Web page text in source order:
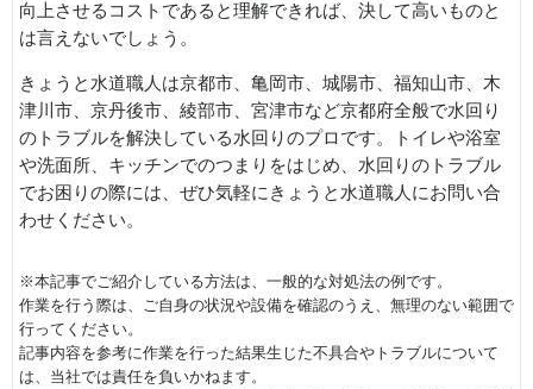
向上させるコストであると理解できれば、決して高いものと
は言えないでしょう。
きょうと水道職人は京都市、亀岡市、城陽市、福知山市、木
津川市、京丹後市、綾部市、宮津市など京都府全般で水回り
のトラブルを解決している水回りのプロです。トイレや浴室
や洗面所、キッチンでのつまりをはじめ、水回りのトラブル
でお困りの際には、ぜひ気軽にきょうと水道職人にお問い合
わせください。
※本記事でご紹介している方法は、一般的な対処法の例です。
作業を行う際は、ご自身の状況や設備を確認のうえ、無理のない範囲で
行ってください。
記事内容を参考に作業を行った結果生じた不具合やトラブルについて
は、当社では責任を負いかねます。